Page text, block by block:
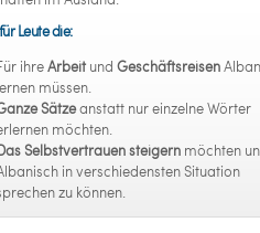
Leute die:
ihreArbeit und Geschäftsreisen
müssen.
Sätzeanstatt nur einzelne Wörter
möchten.
Selbstvertrauen steigern möchten
in verschiedensten Situation
zu können.